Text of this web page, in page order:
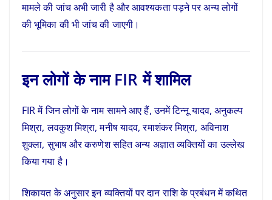
मामले की जांच अभी जारी है और आवश्यकता पड़ने पर अन्य लोगों
की भूमिका की भी जांच की जाएगी।
इन लोगों के नाम FIR में शामिल
FIR में जिन लोगों के नाम सामने आए हैं, उनमें टिन्नू यादव, अनुकल्प
मिश्रा, लवकुश मिश्रा, मनीष यादव, रमाशंकर मिश्रा, अविनाश
शुक्ला, सुभाष और करुणेश सहित अन्य अज्ञात व्यक्तियों का उल्लेख
किया गया है।
शिकायत के अनुसार इन व्यक्तियों पर दान राशि के प्रबंधन में कथित